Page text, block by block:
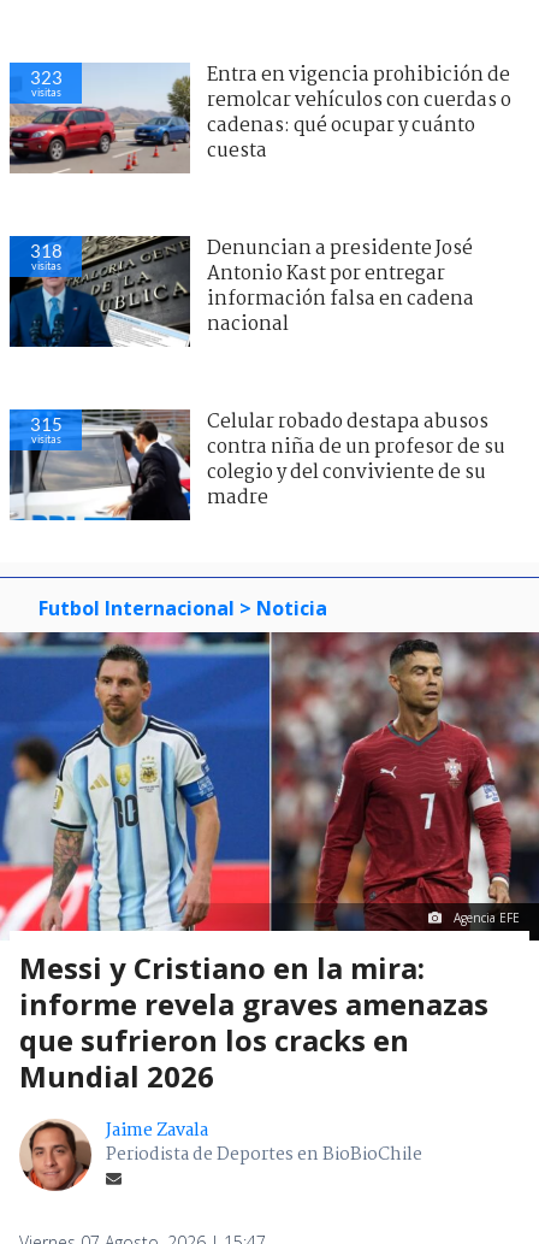
323
visitas
Entra en vigencia prohibición de
remolcar vehículos con cuerdas o
cadenas: qué ocupar y cuánto
cuesta
318
visitas
Denuncian a presidente José
Antonio Kast por entregar
información falsa en cadena
nacional
315
visitas
Celular robado destapa abusos
contra niña de un profesor de su
colegio y del conviviente de su
madre
Futbol Internacional > Noticia
Agencia EFE
Messi y Cristiano en la mira:
informe revela graves amenazas
que sufrieron los cracks en
Mundial 2026
Jaime Zavala
Periodista de Deportes en BioBioChile